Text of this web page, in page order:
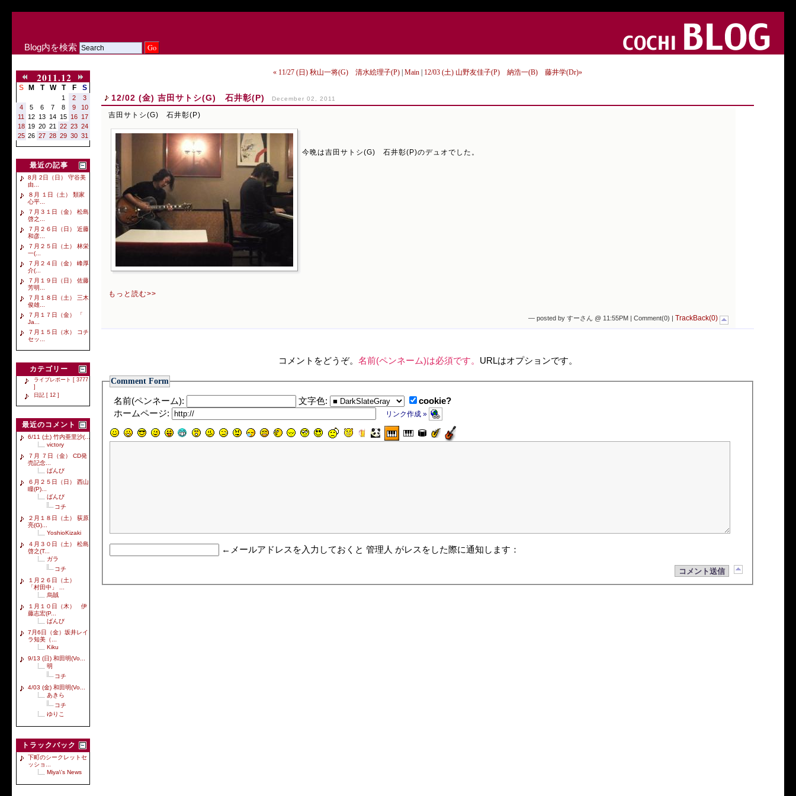
Blog内を検索
2011.12
S M T W T F S
1 2
3
4
5 6 7 8 9
10
11
12 13 14 15 16 17
18 19 20 21 22 23 24
25 26 27 28 29 30 31
最近の記事
8月 2日（日） 守谷美
由...
８月 １日（土） 類家
心平...
７月３１日（金） 松島
啓之...
７月２６日（日） 近藤
和彦...
７月２５日（土） 林栄
一(...
７月２４日（金） 峰厚
介(...
７月１９日（日） 佐藤
芳明...
７月１８日（土） 三木
俊雄...
７月１７日（金） 「
Ja...
７月１５日（水） コチ
セッ...
カテゴリー
ライブレポート [ 3777
]
日記 [ 12 ]
最近のコメント
6/11 (土) 竹内亜里沙(...
victory
７月 ７日（金） CD発
売記念...
ばんび
６月２５日（日） 西山
瞳(P)...
ばんび
コチ
２月１８日（土） 荻原
亮(G)...
YoshioKizaki
４月３０日（土） 松島
啓之(T...
ガラ
コチ
１月２６日（土）
「村田中」 ...
烏賊
１月１０日（木） 伊
藤志宏(P...
ばんび
7月6日（金）坂井レイ
ラ知美（...
Kiku
9/13 (日) 和田明(Vo...
明
コチ
4/03 (金) 和田明(Vo...
あきら
コチ
ゆりこ
トラックバック
下町のシークレットセ
ッショ...
Miya\'s News
« 11/27 (日) 秋山一将(G) 清水絵理子(P) Main 12/03 (土) 山野友佳子(P) 納浩一(B) 藤井学(Dr)»
12/02 (金) 吉田サトシ(G) 石井彰(P) December 02, 2011
吉田サトシ(G) 石井彰(P)
今晩は吉田サトシ(G) 石井彰(P)のデュオでした。
もっと読む>>
— posted by すーさん @ 11:55PM | Comment(0) TrackBack(0)
コメントをどうぞ。 名前(ペンネーム)は必須です。 URLはオプションです。
Comment Form
名前(ペンネーム): 文字色: cookie?
ホームページ: リンク作成 »
←メールアドレスを入力しておくと 管理人 がレスをした際に通知します：
コメント送信